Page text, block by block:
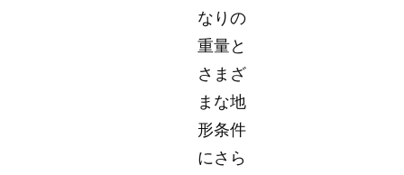
なりの
重量と
さまざ
まな地
形条件
にさら